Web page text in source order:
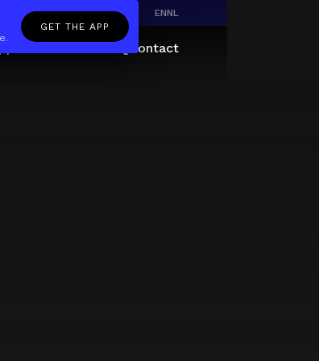
ENNL
Contact
GET THE APP